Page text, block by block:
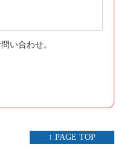
い合わせ。
↑ PAGE TOP